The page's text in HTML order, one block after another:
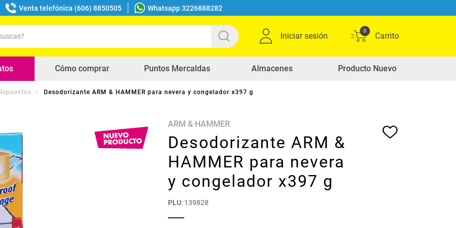
Venta telefónica (606) 8850505 Whatsapp 3226888282
Iniciar sesión
0
Cómo comprar Puntos Mercaldas Almacenes Producto Nuevo
Desodorizante ARM & HAMMER para nevera y congelador x397 g
ARM & HAMMER
Desodorizante ARM &
HAMMER para nevera
y congelador x397 g
PLU: 139828
buscados